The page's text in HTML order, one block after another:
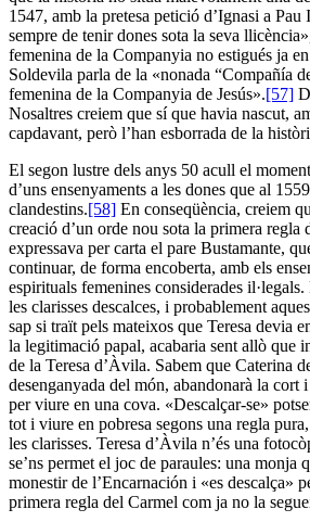
1547, amb la pretesa petició d’Ignasi a
sempre de tenir dones sota la seva
femenina de la Companyia no estigués ja
Soldevila parla de la «nonada “Compañía
femenina de la Companyia de Jesús».[57]
Nosaltres creiem que sí que havia nascut,
capdavant, però l’han esborrada de la
El segon lustre dels anys 50 acull el
d’uns ensenyaments a les dones que al
clandestins.[58] En conseqüència, creiem
creació d’un orde nou sota la primera regla
expressava per carta el pare Bustamante,
continuar, de forma encoberta, amb els
espirituals femenines considerades
les clarisses descalces, i probablement
sap si traït pels mateixos que Teresa devia
la legitimació papal, acabaria sent allò que
de la Teresa d’Àvila. Sabem que Caterina
desenganyada del món, abandonarà la cort i
per viure en una cova. «Descalçar-se»
tot i viure en pobresa segons una regla
les clarisses. Teresa d’Àvila n’és una
se’ns permet el joc de paraules: una monja
monestir de l’Encarnación i «es descalça»
primera regla del Carmel com ja no la